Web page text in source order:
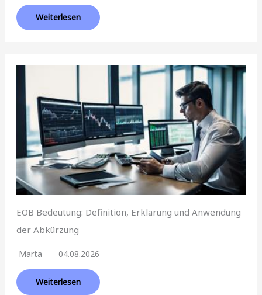
Weiterlesen
EOB Bedeutung: Definition, Erklärung und Anwendung
der Abkürzung
Marta 04.08.2026
Weiterlesen